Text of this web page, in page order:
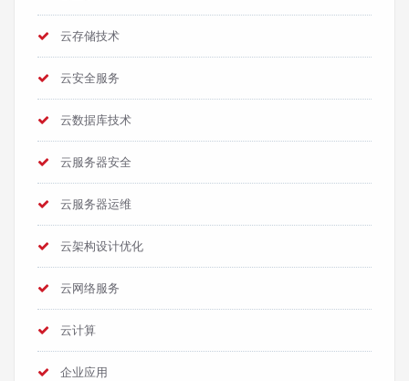
云存储技术
云安全服务
云数据库技术
云服务器安全
云服务器运维
云架构设计优化
云网络服务
云计算
企业应用